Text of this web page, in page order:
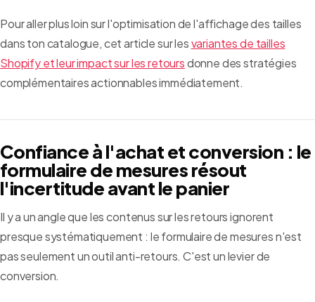
Pour aller plus loin sur l'optimisation de l'affichage des tailles
dans ton catalogue, cet article sur lesvariantes de tailles
Shopify et leur impact sur les retoursdonne des stratégies
complémentaires actionnables immédiatement.
Confiance à l'achat et conversion : le
formulaire de mesures résout
l'incertitude avant le panier
Il y a un angle que les contenus sur les retours ignorent
presque systématiquement : le formulaire de mesures n'est
pas seulement un outil anti-retours. C'est un levier de
conversion.